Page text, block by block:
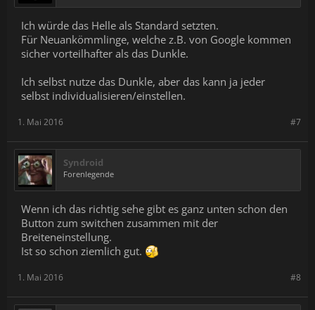
Ich würde das Helle als Standard setzten.
Für Neuankömmlinge, welche z.B. von Google kommen
sicher vorteilhafter als das Dunkle.
Ich selbst nutze das Dunkle, aber das kann ja jeder
selbst individualisieren/einstellen.
#7
1. Mai 2016
Syndroid
Forenlegende
Wenn ich das richtig sehe gibt es ganz unten schon den
Button zum switchen zusammen mit der
Breiteneinstellung.
Ist so schon ziemlich gut.
#8
1. Mai 2016